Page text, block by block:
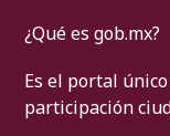
¿Qué es gob.mx?
Es el portal
participación